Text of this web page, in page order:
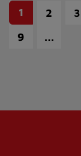
1 2 3
9
…